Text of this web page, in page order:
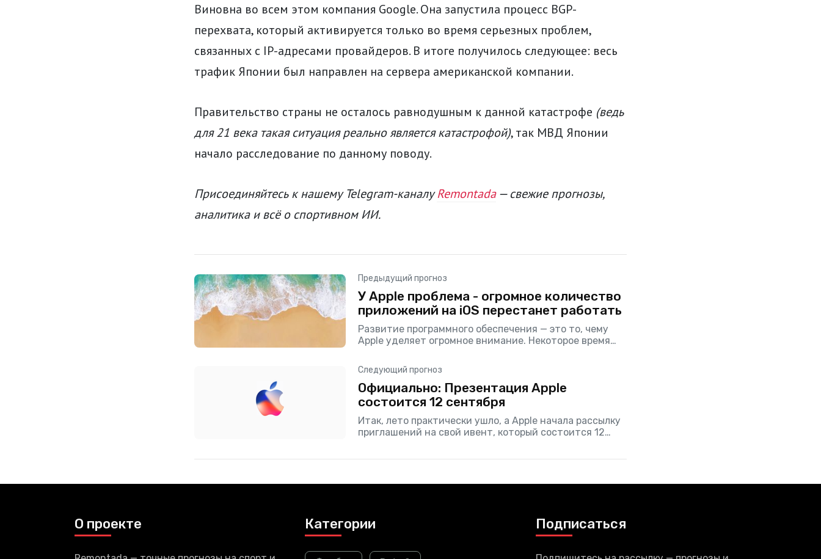
Виновна во всем этом компания Google. Она запустила процесс BGP-
перехвата, который активируется только во время серьезных проблем,
связанных с IP-адресами провайдеров. В итоге получилось следующее: весь
трафик Японии был направлен на сервера американской компании.
Правительство страны не осталось равнодушным к данной катастрофе (ведь
для 21 века такая ситуация реально является катастрофой), так МВД Японии
начало расследование по данному поводу.
Присоединяйтесь к нашему Telegram-каналуRemontada— свежие прогнозы,
аналитика и всё о спортивном ИИ.
Предыдущий прогноз
У Apple проблема - огромное количество
приложений на iOS перестанет работать
Развитие программного обеспечения — это то, чему
Apple уделяет огромное внимание. Некоторое время
версию iOS, но похоже на то, что
Следующий прогноз
Официально: Презентация Apple
состоится 12 сентября
Итак, лето практически ушло, а Apple начала рассылку
приглашений на свой ивент, который состоится 12
О проекте Категории Подписаться